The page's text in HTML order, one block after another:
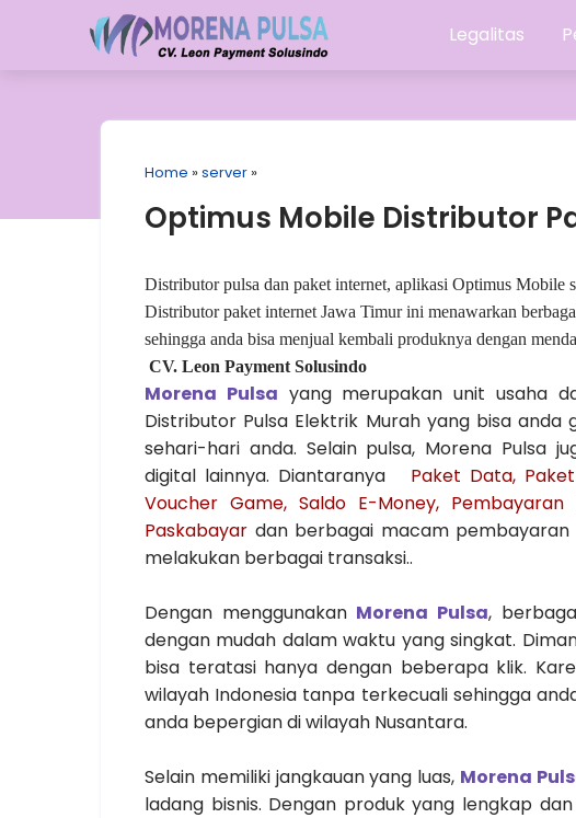
Legalitas
Home »server »
Optimus Mobile Distributor
Distributor pulsa dan paket internet, aplikasi Optimus Mobile
Distributor paket internet Jawa Timur ini menawarkan
sehingga anda bisa menjual kembali produknya dengan
CV. Leon Payment Solusindo
Morena Pulsa yang merupakan unit usaha
Distributor Pulsa Elektrik Murah yang bisa
sehari-hari anda. Selain pulsa, Morena Pulsa
digital lainnya. Diantaranya Paket Data,
Voucher Game, Saldo E-Money, Pembayaran
Paskabayar dan berbagai macam
melakukan berbagai transaksi..
Dengan menggunakan Morena Pulsa,
dengan mudah dalam waktu yang singkat.
bisa teratasi hanya dengan beberapa klik.
wilayah Indonesia tanpa terkecuali sehingga
anda bepergian di wilayah Nusantara.
Selain memiliki jangkauan yang luas, Morena
ladang bisnis. Dengan produk yang lengkap